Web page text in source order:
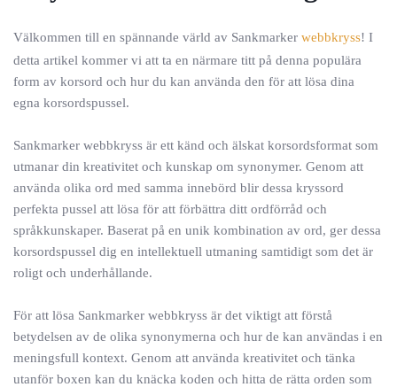
Välkommen till en spännande värld av Sankmarker webbkryss! I
detta artikel kommer vi att ta en närmare titt på denna populära
form av korsord och hur du kan använda den för att lösa dina
egna korsordspussel.
Sankmarker webbkryss är ett känd och älskat korsordsformat som
utmanar din kreativitet och kunskap om synonymer. Genom att
använda olika ord med samma innebörd blir dessa kryssord
perfekta pussel att lösa för att förbättra ditt ordförråd och
språkkunskaper. Baserat på en unik kombination av ord, ger dessa
korsordspussel dig en intellektuell utmaning samtidigt som det är
roligt och underhållande.
För att lösa Sankmarker webbkryss är det viktigt att förstå
betydelsen av de olika synonymerna och hur de kan användas i en
meningsfull kontext. Genom att använda kreativitet och tänka
utanför boxen kan du knäcka koden och hitta de rätta orden som